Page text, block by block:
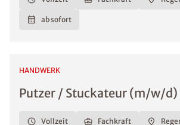
ab sofort
HANDWERK
Putzer / Stuckateur (m/w/d)
Vollzeit Fachkraft